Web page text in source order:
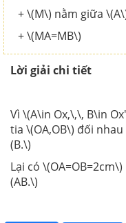
+ \(M\) nằm giữa
+ \(MA=MB\)
Lời giải chi tiết
Vì \(A\in Ox,\,\, B\in
tia \(OA,OB\) đối
(B.\)
Lại có
(AB.\)